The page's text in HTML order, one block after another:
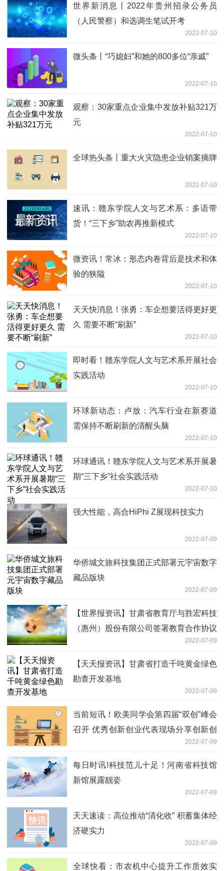
世界新消息丨2022年贵州招录公务员
（人民警察）和选调生笔试开考
2022-07-10
微头条丨“巧媳妇”和她的800多位“亲戚”
2022-07-10
观察：30家重点企业集中发放补贴321万
元
2022-07-10
全球热头条丨重大火灾隐患企业销案摘牌
2022-07-10
速讯：赣东学院人文与艺术系：多语带
货！“三下乡”助农再推新模式
2022-07-10
微资讯！常冰：形态内卷背后是技术和体
验的狭隘
2022-07-10
天天快消息！张勇：车企想要活得更好更
久 需要不断“刷新”
2022-07-10
即时看！赣东学院人文与艺术系开展社会
实践活动
2022-07-10
环球新动态：卢放：汽车行业在新赛道
需保持不断刷新的清醒头脑
2022-07-10
环球通讯！赣东学院人文与艺术系开展暑
期“三下乡”社会实践活动
2022-07-10
强大性能，高合HiPhi Z展现科技实力
2022-07-09
华侨城文旅科技集团正式部署元宇宙数字
藏品版块
2022-07-09
【世界报资讯】甘肃省教育厅与胜宏科技
（惠州）股份有限公司签署教育合作协议
2022-07-09
【天天报资讯】甘肃省打造千吨黄金绿色
勘查开发基地
2022-07-09
当前短讯！欧美同学会第四届“双创”峰会
召开 优秀创新创业代表现场分享创新创
2022-07-09
每日时讯!科技范儿十足！河南省科技馆
新馆展露靓姿
2022-07-09
天天速读：高位推动“清化收” 积蓄集体经
济硬实力
2022-07-09
全球快看：市农机中心提升工作质效实